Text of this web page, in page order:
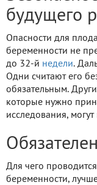
будущего
Опасности для
беременности не
до 32-й недели.
Одни считают его
обязательным.
которые нужно
исследования, могут
Для чего
беременности,